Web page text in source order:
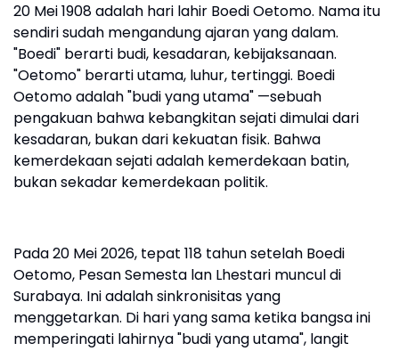
20 Mei 1908 adalah hari lahir Boedi Oetomo. Nama itu
sendiri sudah mengandung ajaran yang dalam.
"Boedi" berarti budi, kesadaran, kebijaksanaan.
"Oetomo" berarti utama, luhur, tertinggi. Boedi
Oetomo adalah "budi yang utama" —sebuah
pengakuan bahwa kebangkitan sejati dimulai dari
kesadaran, bukan dari kekuatan fisik. Bahwa
kemerdekaan sejati adalah kemerdekaan batin,
bukan sekadar kemerdekaan politik.
Pada 20 Mei 2026, tepat 118 tahun setelah Boedi
Oetomo, Pesan Semesta lan Lhestari muncul di
Surabaya. Ini adalah sinkronisitas yang
menggetarkan. Di hari yang sama ketika bangsa ini
memperingati lahirnya "budi yang utama", langit